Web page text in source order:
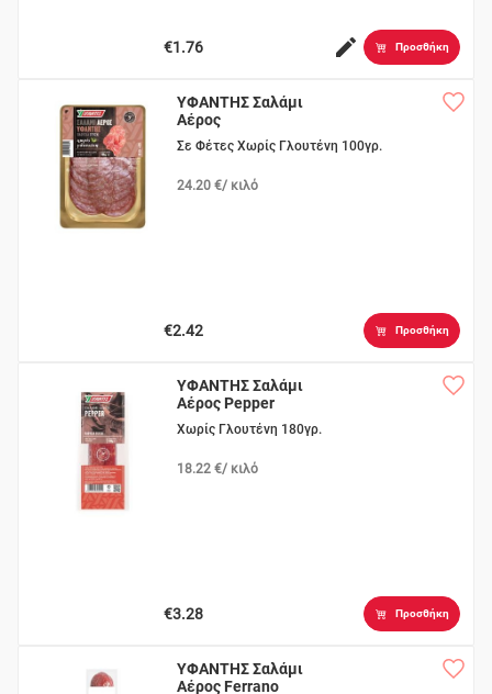
€1.76 Προσθήκη
ΥΦΑΝΤΗΣ Σαλάμι
Αέρος
Σε Φέτες Χωρίς Γλουτένη 100γρ.
24.20 €/ κιλό
€2.42 Προσθήκη
ΥΦΑΝΤΗΣ Σαλάμι
Αέρος Pepper
Χωρίς Γλουτένη 180γρ.
18.22 €/ κιλό
€3.28 Προσθήκη
ΥΦΑΝΤΗΣ Σαλάμι
Αέρος Ferrano